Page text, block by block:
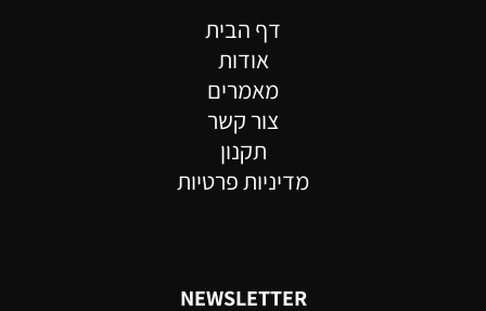
דף הבית
אודות
מאמרים
צור קשר
תקנון
מדיניות פרטיות
NEWSLETTER